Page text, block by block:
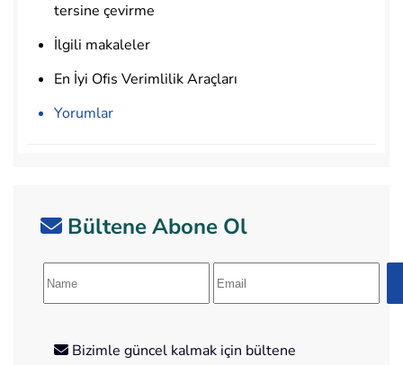
tersine çevirme
İlgili makaleler
En İyi Ofis Verimlilik Araçları
Yorumlar
Bültene Abone Ol
Bizimle güncel kalmak için bültene